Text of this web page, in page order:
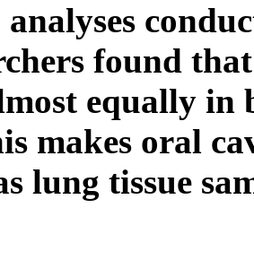
found
equally
makes oral
lung tissue